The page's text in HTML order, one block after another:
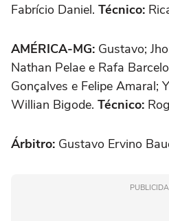
Fabrício Daniel. Técnico:
AMÉRICA-MG: Gustavo;
Nathan Pelae e Rafa
Gonçalves e Felipe Amaral;
Willian Bigode. Técnico:
Árbitro: Gustavo Ervino